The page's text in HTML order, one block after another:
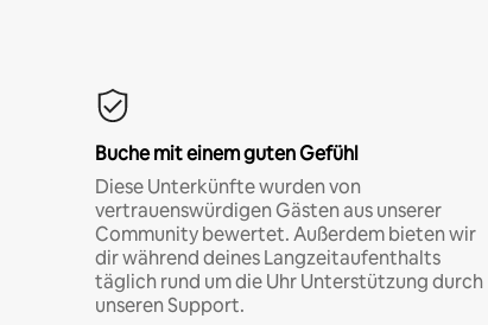
Buche mit einem guten Gefühl
Diese Unterkünfte wurden von
vertrauenswürdigen Gästen aus unserer
Community bewertet. Außerdem bieten wir
dir während deines Langzeitaufenthalts
täglich rund um die Uhr Unterstützung durch
unseren Support.